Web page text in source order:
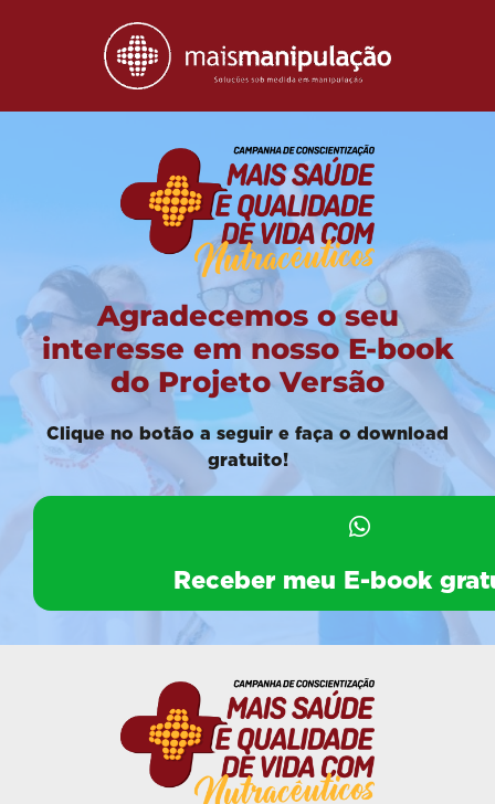
Agradecemos o seu
interesse em nosso E-book
do Projeto Versão
Clique no botão a seguir e faça o download
gratuito!
Receber meu E-book